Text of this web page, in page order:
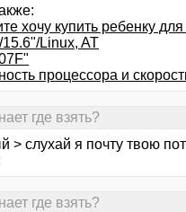
хочу купить ребенку
Linux, AT
процессора и
где взять?
> слухай я почту твою
где взять?